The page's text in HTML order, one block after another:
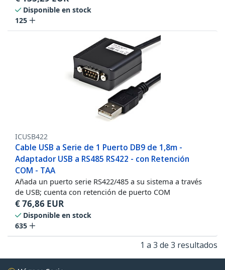
Disponible en stock
125
ICUSB422
Cable USB a Serie de 1 Puerto DB9 de 1,8m -
Adaptador USB a RS485 RS422 - con Retención
COM - TAA
Añada un puerto serie RS422/485 a su sistema a través
de USB; cuenta con retención de puerto COM
€76,86 EUR
Disponible en stock
635
1 a 3 de 3 resultados